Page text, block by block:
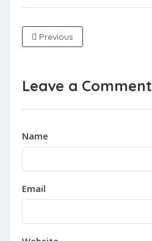
Previous
Leave a Comment
Name
Email